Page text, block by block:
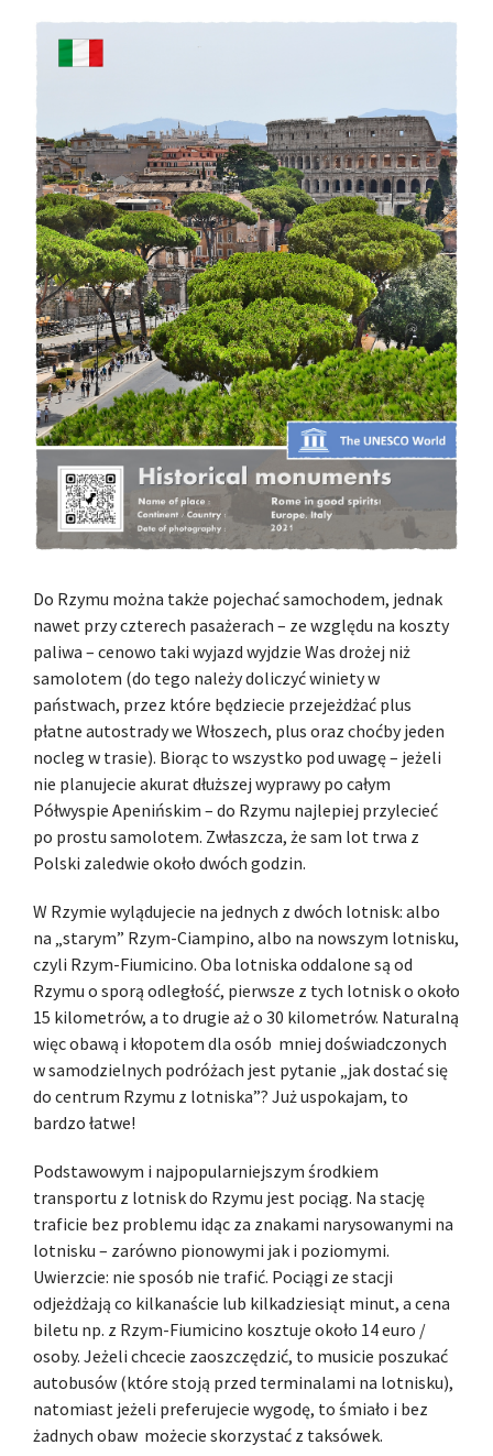
Do Rzymu można także pojechać samochodem, jednak
nawet przy czterech pasażerach – ze względu na koszty
paliwa – cenowo taki wyjazd wyjdzie Was drożej niż
samolotem (do tego należy doliczyć winiety w
państwach, przez które będziecie przejeżdżać plus
płatne autostrady we Włoszech, plus oraz choćby jeden
nocleg w trasie). Biorąc to wszystko pod uwagę – jeżeli
nie planujecie akurat dłuższej wyprawy po całym
Półwyspie Apenińskim – do Rzymu najlepiej przylecieć
po prostu samolotem. Zwłaszcza, że sam lot trwa z
Polski zaledwie około dwóch godzin.
W Rzymie wylądujecie na jednych z dwóch lotnisk: albo
na „starym” Rzym-Ciampino, albo na nowszym lotnisku,
czyli Rzym-Fiumicino. Oba lotniska oddalone są od
Rzymu o sporą odległość, pierwsze z tych lotnisk o około
15 kilometrów, a to drugie aż o 30 kilometrów. Naturalną
więc obawą i kłopotem dla osób mniej doświadczonych
w samodzielnych podróżach jest pytanie „jak dostać się
do centrum Rzymu z lotniska”? Już uspokajam, to
bardzo łatwe!
Podstawowym i najpopularniejszym środkiem
transportu z lotnisk do Rzymu jest pociąg. Na stację
traficie bez problemu idąc za znakami narysowanymi na
lotnisku – zarówno pionowymi jak i poziomymi.
Uwierzcie: nie sposób nie trafić. Pociągi ze stacji
odjeżdżają co kilkanaście lub kilkadziesiąt minut, a cena
biletu np. z Rzym-Fiumicino kosztuje około 14 euro /
osoby. Jeżeli chcecie zaoszczędzić, to musicie poszukać
autobusów (które stoją przed terminalami na lotnisku),
natomiast jeżeli preferujecie wygodę, to śmiało i bez
żadnych obaw możecie skorzystać z taksówek.